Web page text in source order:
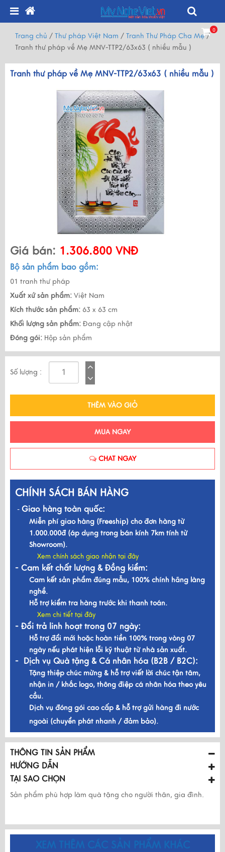
0
Trang chủ / Thư pháp Việt Nam / Tranh Thư Pháp Cha Mẹ/
Tranh thư pháp về Mẹ MNV-TTP2/63x63 ( nhiều mẫu )
Tranh thư pháp về Mẹ MNV-TTP2/63x63 ( nhiều mẫu )
Giá bán: 1.306.800 VNĐ
Bộ sản phẩm bao gồm:
01 tranh thư pháp
Xuất xứ sản phẩm: Việt Nam
Kích thước sản phẩm: 63 x 63 cm
Khối lượng sản phẩm: Đang cập nhật
Đóng gói: Hộp sản phẩm
Số lượng :
THÊM VÀO GIỎ
MUA NGAY
CHAT NGAY
CHÍNH SÁCH BÁN HÀNG
- Giao hàng toàn quốc:
Miễn phí giao hàng (Freeship) cho đơn hàng từ
1.000.000đ (áp dụng trong bán kính 7km tính từ
Showroom).
Xem chính sách giao nhận tại đây
- Cam kết chất lượng & Đồng kiểm:
Cam kết sản phẩm đúng mẫu, 100% chính hãng làng
nghề.
Hỗ trợ kiểm tra hàng trước khi thanh toán.
Xem chi tiết tại đây
- Đổi trả linh hoạt trong 07 ngày:
Hỗ trợ đổi mới hoặc hoàn tiền 100% trong vòng 07
ngày nếu phát hiện lỗi kỹ thuật từ nhà sản xuất.
- Dịch vụ Quà tặng & Cá nhân hóa (B2B / B2C):
Tặng thiệp chúc mừng & hỗ trợ viết lời chúc tận tâm,
nhận in / khắc logo, thông điệp cá nhân hóa theo yêu
cầu.
Dịch vụ đóng gói cao cấp & hỗ trợ gửi hàng đi nước
ngoài (chuyển phát nhanh / đảm bảo).
THÔNG TIN SẢN PHẨM
HƯỚNG DẪN
TẠI SAO CHỌN
Sản phẩm phù hợp làm quà tặng cho người thân, gia đình.
XEM THÊM CÁC SẢN PHẨM KHÁC